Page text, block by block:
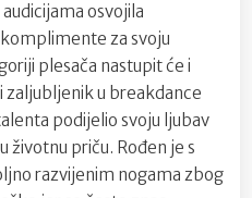
osvojila
za svoju
plesača nastupit će i
zaljubljenik u breakdance
podijelio svoju ljubav
životnu priču. Rođen je s
razvijenim nogama zbog